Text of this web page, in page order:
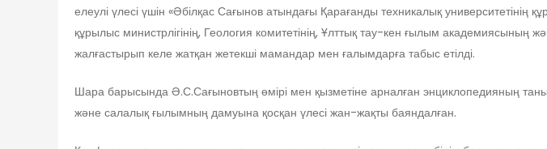
елеулі үлесі үшін «Әбілқас Сағынов атындағы Қарағанды техникалық университетінің
құрылыс министрлігінің, Геология комитетінің, Ұлттық тау-кен ғылым
жалғастырып келе жатқан жетекші мамандар мен ғалымдарға табыс етілді.
Шара барысында Ә.С.Сағыновтың өмірі мен қызметіне арналған энциклопедияның
және салалық ғылымның дамуына қосқан үлесі жан-жақты баяндалған.